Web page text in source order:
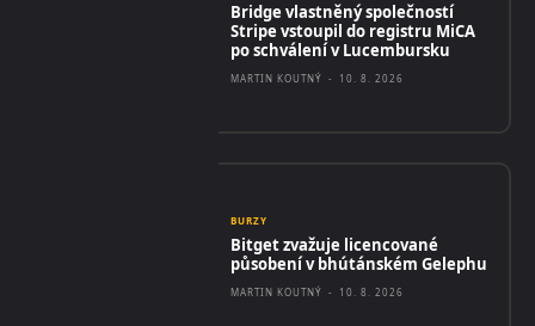
Bridge vlastněný společností
Stripe vstoupil do registru MiCA
po schválení v Lucembursku
MARTIN KOUTNÝ - 10. 8. 2026
BURZY
Bitget zvažuje licencované
působení v bhútánském Gelephu
MARTIN KOUTNÝ - 10. 8. 2026